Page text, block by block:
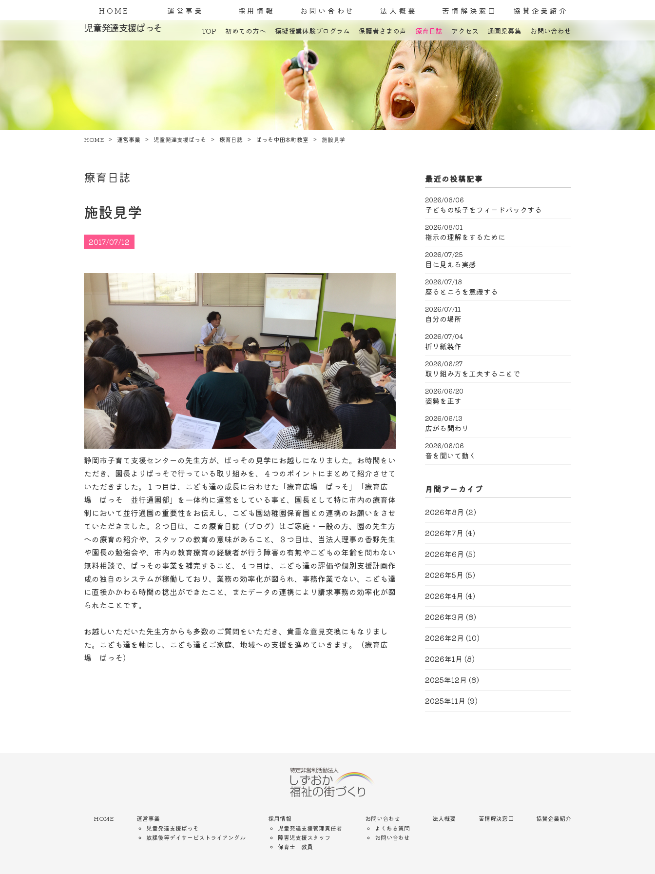
HOME 運営事業 採用情報 お問い合わせ 法人概要 苦情解決窓口 協賛企業紹介
児童発達支援ぱっそ TOP 初めての方へ 模擬授業体験プログラム 保護者さまの声 療育日誌 アクセス 通園児募集 お問い合わせ
よくある質問
お問い合わせ
HOME 運営事業 児童発達支援ぱっそ 療育日誌 ぱっそ中田本町教室 施設見学
療育日誌
施設見学
2017/07/12
静岡市子育て支援センターの先生方が、ぱっその見学にお越しになりました。お時間をい
ただき、園長よりぱっそで行っている取り組みを、４つのポイントにまとめて紹介させて
いただきました。１つ目は、こども達の成長に合わせた「療育広場 ぱっそ」「療育広
場 ぱっそ 並行通園部」を一体的に運営をしている事と、園長として特に市内の療育体
制において並行通園の重要性をお伝えし、こども園幼稚園保育園との連携のお願いをさせ
ていただきました。２つ目は、この療育日誌（ブログ）はご家庭・一般の方、園の先生方
への療育の紹介や、スタッフの教育の意味があること、３つ目は、当法人理事の香野先生
や園長の勉強会や、市内の教育療育の経験者が行う障害の有無やこどもの年齢を問わない
無料相談で、ぱっその事業を補完すること、４つ目は、こども達の評価や個別支援計画作
成の独自のシステムが稼働しており、業務の効率化が図られ、事務作業でない、こども達
に直接かかわる時間の捻出ができたこと、またデータの連携により請求事務の効率化が図
られたことです。
お越しいただいた先生方からも多数のご質問をいただき、貴重な意見交換にもなりまし
た。こども達を軸にし、こども達とご家庭、地域への支援を進めていきます。（療育広
場 ぱっそ）
最近の投稿記事
2026/08/06
子どもの様子をフィードバックする
2026/08/01
指示の理解をするために
2026/07/25
目に見える実感
2026/07/18
座るところを意識する
2026/07/11
自分の場所
2026/07/04
折り紙製作
2026/06/27
取り組み方を工夫することで
2026/06/20
姿勢を正す
2026/06/13
広がる関わり
2026/06/06
音を聞いて動く
月間アーカイブ
2026年8月 (2)
2026年7月 (4)
2026年6月 (5)
2026年5月 (5)
2026年4月 (4)
2026年3月 (8)
2026年2月 (10)
2026年1月 (8)
2025年12月 (8)
2025年11月 (9)
HOME
運営事業
児童発達支援ぱっそ
放課後等デイサービストライアングル
採用情報
児童発達支援管理責任者
障害児支援スタッフ
保育士 教員
お問い合わせ
よくある質問
お問い合わせ
法人概要 苦情解決窓口 協賛企業紹介